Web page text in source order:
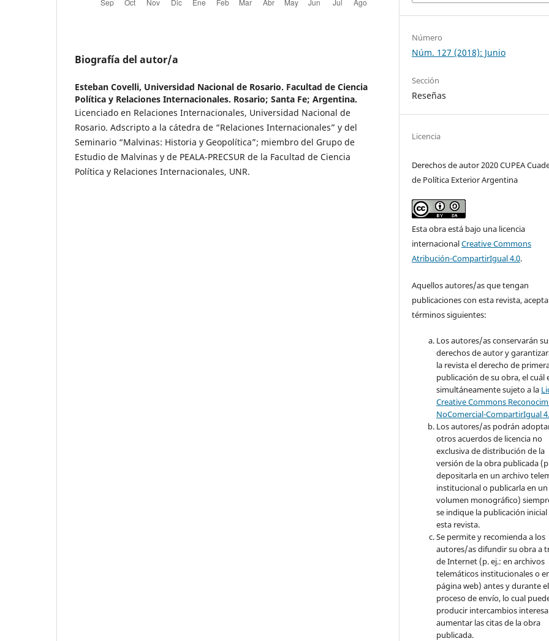
Biografía del autor/a
Esteban Covelli, Universidad Nacional de Rosario. Facultad de Ciencia
Política y Relaciones Internacionales. Rosario; Santa Fe; Argentina.
Licenciado en Relaciones Internacionales, Universidad Nacional de
Rosario. Adscripto a la cátedra de “Relaciones Internacionales” y del
Seminario “Malvinas: Historia y Geopolítica”; miembro del Grupo de
Estudio de Malvinas y de PEALA-PRECSUR de la Facultad de Ciencia
Política y Relaciones Internacionales, UNR.
Número
Núm. 127 (2018): Junio
Sección
Reseñas
Licencia
Derechos de autor 2020 CUPEA
de Política Exterior Argentina
Esta obra está bajo una licencia
internacionalCreative Commons
Atribución-CompartirIgual 4.0.
Aquellos autores/as que tengan
publicaciones con esta revista,
términos siguientes:
Los autores/as conservarán
derechos de autor y
la revista el derecho de
publicación de su obra, el cuál
simultáneamente sujeto a la
Creative Commons
NoComercial-CompartirIgual
Los autores/as podrán
otros acuerdos de licencia no
exclusiva de distribución de la
versión de la obra publicada
depositarla en un archivo
institucional o publicarla en un
volumen monográfico)
se indique la publicación inicial
esta revista.
Se permite y recomienda a los
autores/as difundir su obra a
de Internet (p. ej.: en archivos
telemáticos institucionales o
página web) antes y durante el
proceso de envío, lo cual
producir intercambios
aumentar las citas de la obra
publicada.